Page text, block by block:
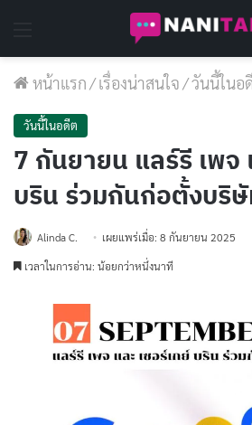
หน้าแรก/เรื่องน่าสนใจ/วันนี้ในอ
วันนี้ในอดีต
7 กันยายน แลร์รี เพจ
บริน ร่วมกันก่อตั้งบริ
Alinda C.
เผยแพร่เมื่อ: 8 กันยายน 2025
เวลาในการอ่าน: น้อยกว่าหนึ่งนาที